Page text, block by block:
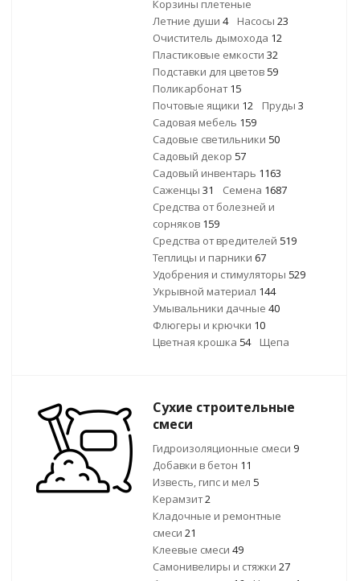
Корзины плетеные
Летние души 4 Насосы 23
Очиститель дымохода 12
Пластиковые емкости 32
Подставки для цветов 59
Поликарбонат15
Почтовые ящики 12 Пруды 3
Садовая мебель 159
Садовые светильники 50
Садовый декор 57
Садовый инвентарь 1163
Саженцы 31 Семена 1687
Средства от болезней и
сорняков 159
Средства от вредителей 519
Теплицы и парники 67
Удобрения и стимуляторы 529
Укрывной материал 144
Умывальники дачные 40
Флюгеры и крючки 10
Цветная крошка 54 Щепа
Сухие строительные
смеси
Гидроизоляционные смеси 9
Добавки в бетон 11
Известь, гипс и мел 5
Керамзит2
Кладочные и ремонтные
смеси 21
Клеевые смеси 49
Самонивелиры и стяжки 27